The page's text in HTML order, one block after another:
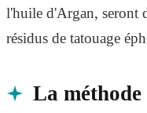
l'huile d'Argan, seront
résidus de tatouage
La